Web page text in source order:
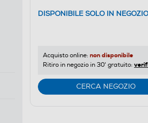
DISPONIBILE SOLO IN NEGOZIO
Acquisto online: non disponibile
Ritiro in negozio in 30' gratuito:
CERCA NEGOZIO